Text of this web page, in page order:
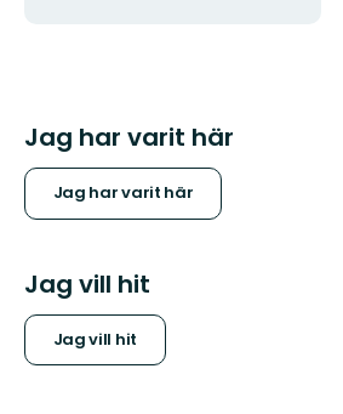
Jag har varit här
Jag har varit här
Jag vill hit
Jag vill hit